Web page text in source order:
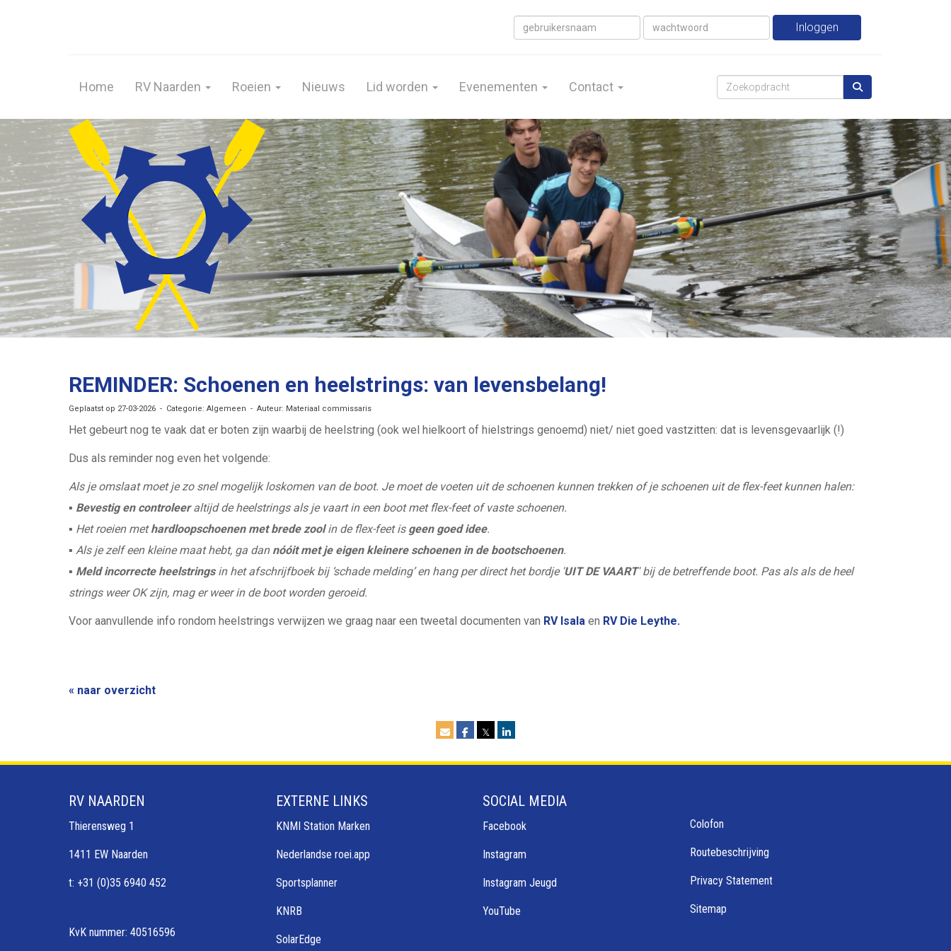
Inloggen
Home RV Naarden Roeien Nieuws Lid worden Evenementen Contact
REMINDER: Schoenen en heelstrings: van levensbelang!
Geplaatst op 27-03-2026 - Categorie: Algemeen - Auteur: Materiaal commissaris
Het gebeurt nog te vaak dat er boten zijn waarbij de heelstring (ook wel hielkoort of hielstrings genoemd) niet/ niet goed vastzitten: dat is levensgevaarlijk (!)
Dus als reminder nog even het volgende:
Als je omslaat moet je zo snel mogelijk loskomen van de boot. Je moet de voeten uit de schoenen kunnen trekken of je schoenen uit de flex-feet kunnen halen:
▪ Bevestig en controleeraltijd de heelstrings als je vaart in een boot met flex-feet of vaste schoenen.
▪ Het roeien methardloopschoenen met brede zoolin de flex-feet is geen goed idee.
▪ Als je zelf een kleine maat hebt, ga dan nóóit met je eigen kleinere schoenen in de bootschoenen.
▪ Meld incorrecte heelstringsin het afschrijfboek bij ‘schade melding’ en hang per direct het bordje ' UIT DE VAART' bij de betreffende boot. Pas als als de heel
strings weer OK zijn, mag er weer in de boot worden geroeid.
Voor aanvullende info rondom heelstrings verwijzen we graag naar een tweetal documenten van RV Isala en RV Die Leythe.
« naar overzicht
𝕏
RV NAARDEN
Thierensweg 1
1411 EW Naarden
t: +31 (0)35 6940 452
KvK nummer: 40516596
EXTERNE LINKS
KNMI Station Marken
Nederlandse roei.app
Sportsplanner
KNRB
SolarEdge
SOCIAL MEDIA
Facebook
Instagram
Instagram Jeugd
YouTube
Colofon
Routebeschrijving
Privacy Statement
Sitemap